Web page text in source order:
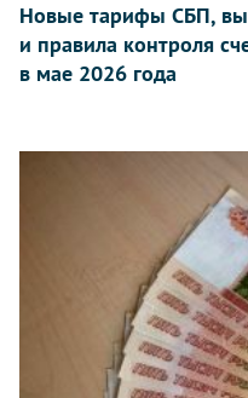
Новые тарифы СБП,
и правила контроля
в мае 2026 года